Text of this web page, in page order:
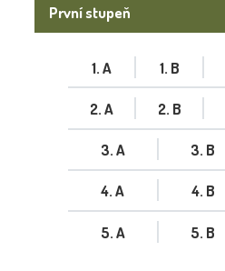
První stupeň
1. A 1. B
2. A 2. B
3. A 3. B
4. A 4. B
5. A 5. B